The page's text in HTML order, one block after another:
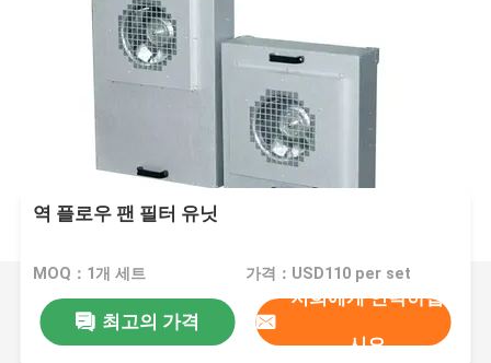
역 플로우 팬 필터 유닛
MOQ：1개 세트 가격：USD110 per set
최고의 가격
저희에게 연락하십
시오